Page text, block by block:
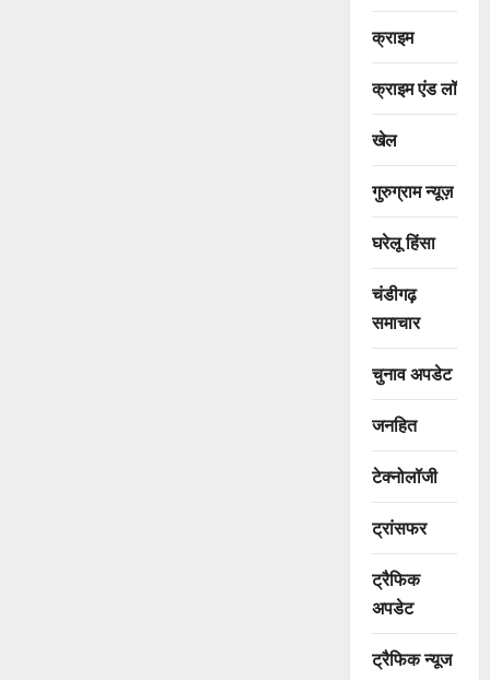
क्राइम
क्राइम एंड लॉ
खेल
गुरुग्राम न्यूज़
घरेलू हिंसा
चंडीगढ़
समाचार
चुनाव अपडेट
जनहित
टेक्नोलॉजी
ट्रांसफर
ट्रैफिक
अपडेट
ट्रैफिक न्यूज